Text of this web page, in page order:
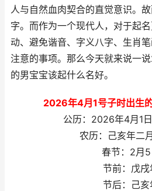
人与自然血肉契合的直觉意识。
字。而作为一个现代人，对于起
动、避免谐音、字义八字、生肖
注意的事项。那么今天就来说一
的男宝宝该起什么名好。
2026年4月1号子时出生
公历：2026年4月1日
农历：己亥年二
春节：2月5
节前：戊戌
节后：己亥